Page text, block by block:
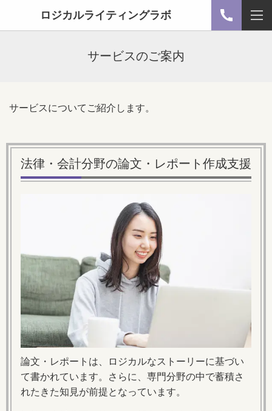
ロジカルライティングラボ
サービスのご案内
サービスについてご紹介します。
法律・会計分野の論文・レポート作成支援
論文・レポートは、ロジカルなストーリーに基づい
て書かれています。さらに、専門分野の中で蓄積さ
れたきた知見が前提となっています。